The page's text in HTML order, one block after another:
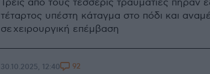
Τρεις από τους τέσσερις τραυματίες πήραν
τέταρτος υπέστη κάταγμα στο πόδι και
σε χειρουργική επέμβαση
30.10.2025, 12:40 92